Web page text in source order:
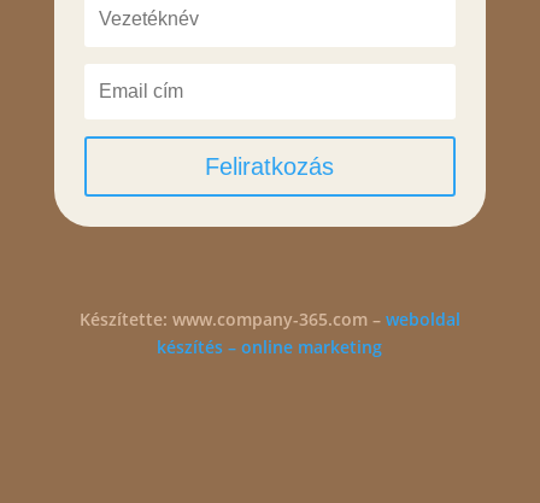
Feliratkozás
Készítette: www.company-365.com – weboldal
készítés – online marketing